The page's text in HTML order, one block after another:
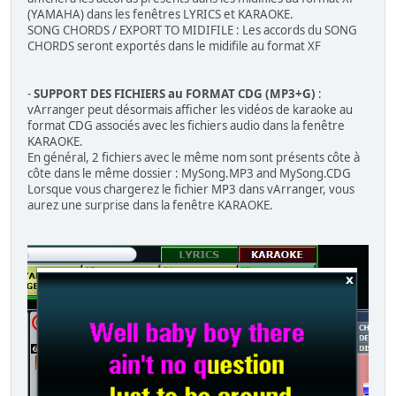
(YAMAHA) dans les fenêtres LYRICS et KARAOKE.
SONG CHORDS / EXPORT TO MIDIFILE : Les accords du SONG
CHORDS seront exportés dans le midifile au format XF
-SUPPORT DES FICHIERS au FORMAT CDG (MP3+G) :
vArranger peut désormais afficher les vidéos de karaoke au
format CDG associés avec les fichiers audio dans la fenêtre
KARAOKE.
En général, 2 fichiers avec le même nom sont présents côte à
côte dans le même dossier : MySong.MP3 and MySong.CDG
Lorsque vous chargerez le fichier MP3 dans vArranger, vous
aurez une surprise dans la fenêtre KARAOKE.